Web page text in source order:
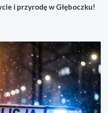
i przyrodę w Głęboczku!